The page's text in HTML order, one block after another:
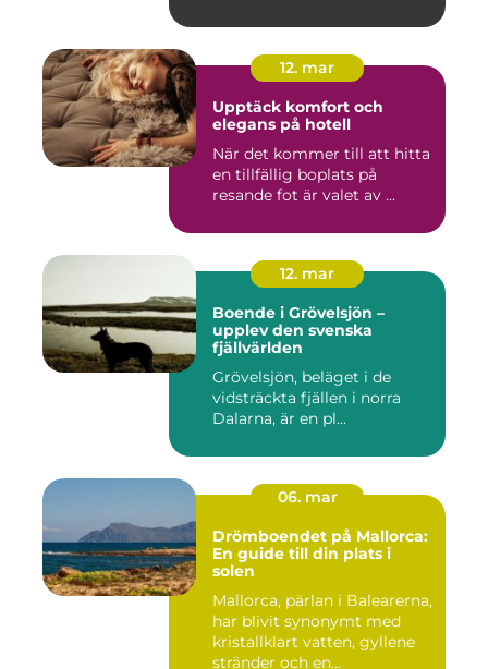
12. mar
Upptäck komfort och
elegans på hotell
När det kommer till att hitta
en tillfällig boplats på
resande fot är valet av ...
12. mar
Boende i Grövelsjön –
upplev den svenska
fjällvärlden
Grövelsjön, beläget i de
vidsträckta fjällen i norra
Dalarna, är en pl...
06. mar
Drömboendet på Mallorca:
En guide till din plats i
solen
Mallorca, pärlan i Balearerna,
har blivit synonymt med
kristallklart vatten, gyllene
stränder och en...